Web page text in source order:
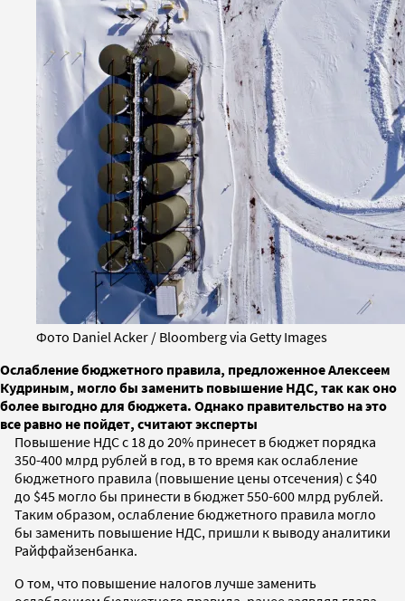
Фото Daniel Acker / Bloomberg via Getty Images
Ослабление бюджетного правила, предложенное Алексеем
Кудриным, могло бы заменить повышение НДС, так как оно
более выгодно для бюджета. Однако правительство на это
все равно не пойдет, считают эксперты
Повышение НДС с 18 до 20% принесет в бюджет порядка
350-400 млрд рублей в год, в то время как ослабление
бюджетного правила (повышение цены отсечения) с $40
до $45 могло бы принести в бюджет 550-600 млрд рублей.
Таким образом, ослабление бюджетного правила могло
бы заменить повышение НДС, пришли к выводу аналитики
Райффайзенбанка.
О том, что повышение налогов лучше заменить